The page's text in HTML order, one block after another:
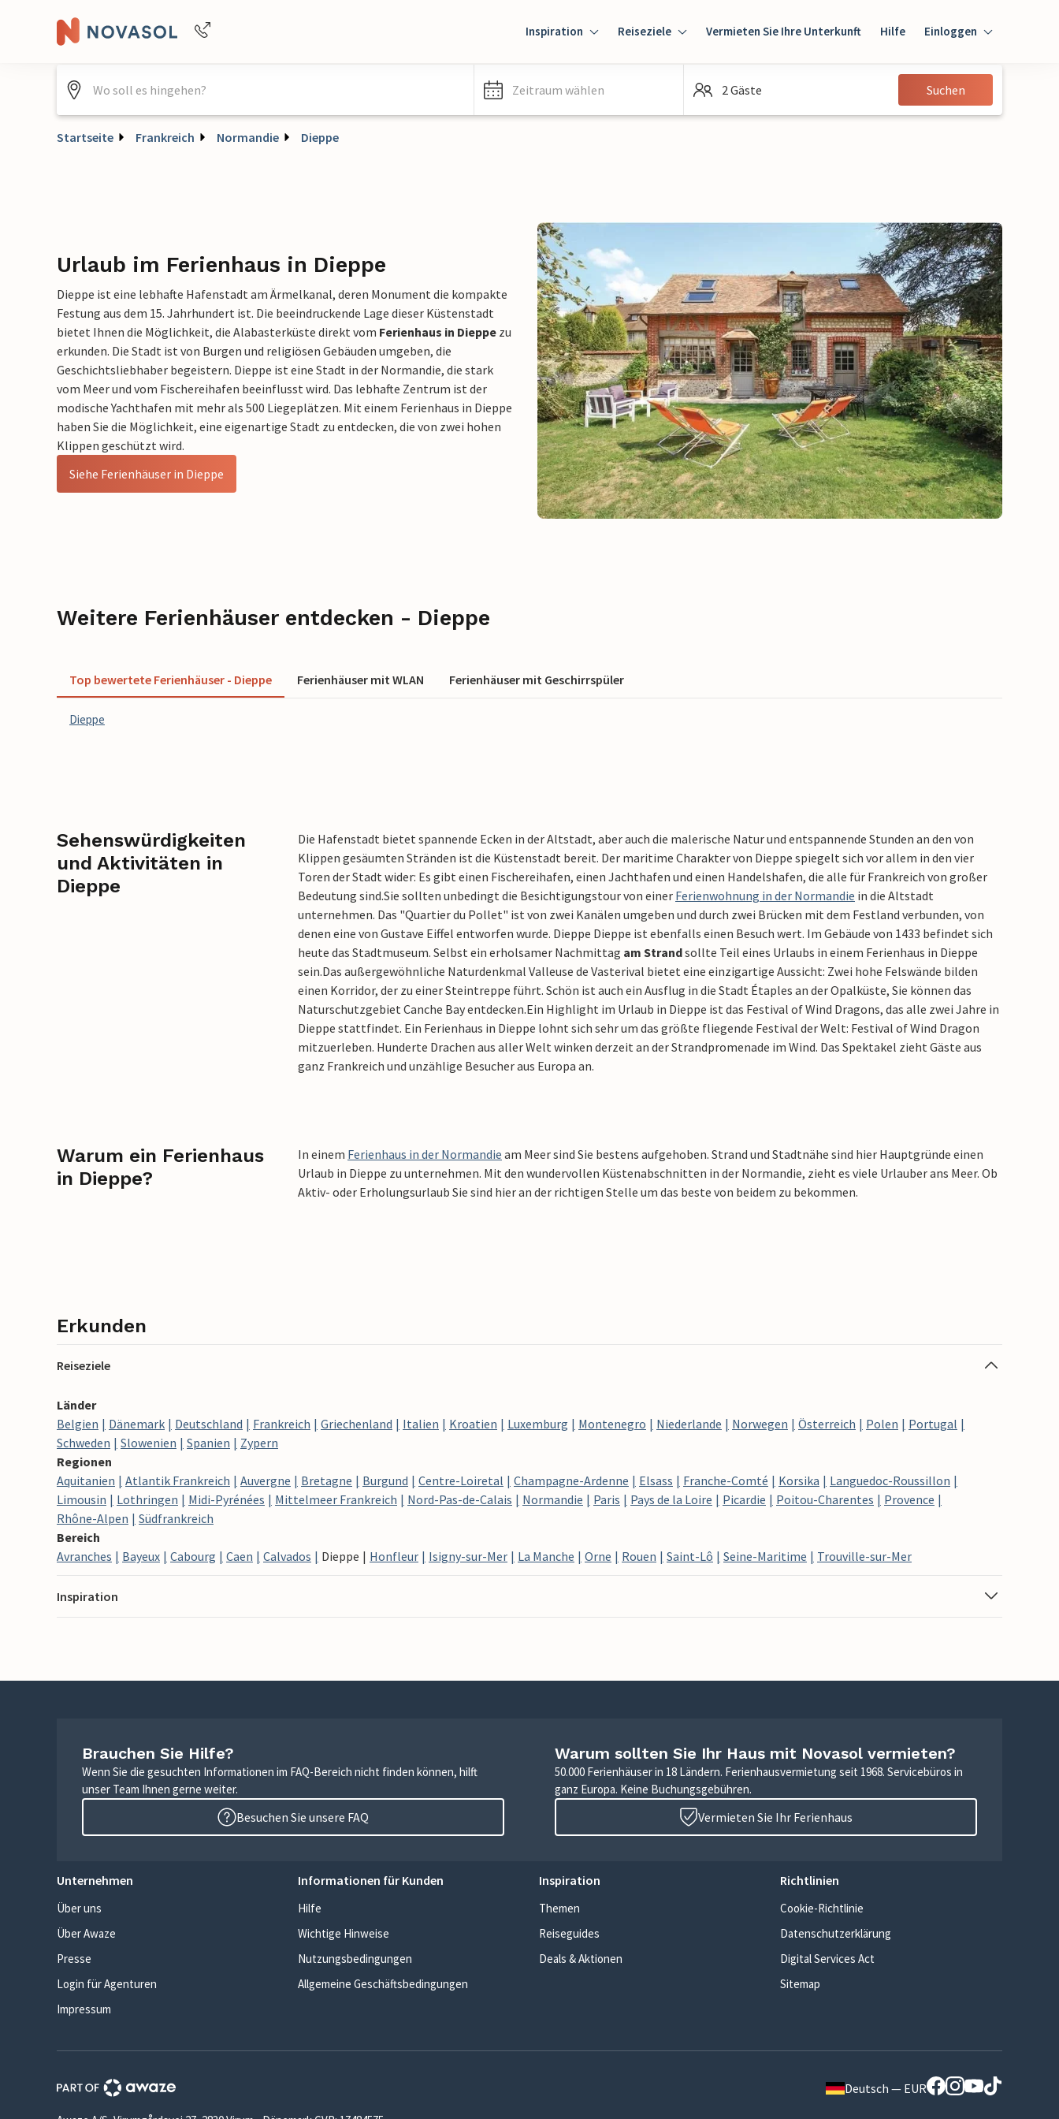
+4940688715475
Inspiration Reiseziele Vermieten Sie Ihre Unterkunft Hilfe Einloggen
Einloggen
Gast
Zeitraum wählen 2 Gäste Suchen
Startseite Frankreich Normandie Dieppe
Urlaub im Ferienhaus in Dieppe
Dieppe ist eine lebhafte Hafenstadt am Ärmelkanal, deren Monument die kompakte
Festung aus dem 15. Jahrhundert ist. Die beeindruckende Lage dieser Küstenstadt
bietet Ihnen die Möglichkeit, die Alabasterküste direkt vom Ferienhaus in Dieppe zu
erkunden. Die Stadt ist von Burgen und religiösen Gebäuden umgeben, die
Geschichtsliebhaber begeistern. Dieppe ist eine Stadt in der Normandie, die stark
vom Meer und vom Fischereihafen beeinflusst wird. Das lebhafte Zentrum ist der
modische Yachthafen mit mehr als 500 Liegeplätzen. Mit einem Ferienhaus in Dieppe
haben Sie die Möglichkeit, eine eigenartige Stadt zu entdecken, die von zwei hohen
Klippen geschützt wird.
Siehe Ferienhäuser in Dieppe
Weitere Ferienhäuser entdecken - Dieppe
Top bewertete Ferienhäuser - Dieppe Ferienhäuser mit WLAN Ferienhäuser mit Geschirrspüler
Dieppe
Sehenswürdigkeiten
und Aktivitäten in
Dieppe
Die Hafenstadt bietet spannende Ecken in der Altstadt, aber auch die malerische Natur und entspannende Stunden an den von
Klippen gesäumten Stränden ist die Küstenstadt bereit. Der maritime Charakter von Dieppe spiegelt sich vor allem in den vier
Toren der Stadt wider: Es gibt einen Fischereihafen, einen Jachthafen und einen Handelshafen, die alle für Frankreich von großer
Bedeutung sind.Sie sollten unbedingt die Besichtigungstour von einer Ferienwohnung in der Normandie in die Altstadt
unternehmen. Das "Quartier du Pollet" ist von zwei Kanälen umgeben und durch zwei Brücken mit dem Festland verbunden, von
denen eine von Gustave Eiffel entworfen wurde. Dieppe Dieppe ist ebenfalls einen Besuch wert. Im Gebäude von 1433 befindet sich
heute das Stadtmuseum. Selbst ein erholsamer Nachmittag am Strandsollte Teil eines Urlaubs in einem Ferienhaus in Dieppe
sein.Das außergewöhnliche Naturdenkmal Valleuse de Vasterival bietet eine einzigartige Aussicht: Zwei hohe Felswände bilden
einen Korridor, der zu einer Steintreppe führt. Schön ist auch ein Ausflug in die Stadt Étaples an der Opalküste, Sie können das
Naturschutzgebiet Canche Bay entdecken.Ein Highlight im Urlaub in Dieppe ist das Festival of Wind Dragons, das alle zwei Jahre in
Dieppe stattfindet. Ein Ferienhaus in Dieppe lohnt sich sehr um das größte fliegende Festival der Welt: Festival of Wind Dragon
mitzuerleben. Hunderte Drachen aus aller Welt winken derzeit an der Strandpromenade im Wind. Das Spektakel zieht Gäste aus
ganz Frankreich und unzählige Besucher aus Europa an.
Warum ein Ferienhaus
in Dieppe?
In einem Ferienhaus in der Normandie am Meer sind Sie bestens aufgehoben. Strand und Stadtnähe sind hier Hauptgründe einen
Urlaub in Dieppe zu unternehmen. Mit den wundervollen Küstenabschnitten in der Normandie, zieht es viele Urlauber ans Meer. Ob
Aktiv- oder Erholungsurlaub Sie sind hier an der richtigen Stelle um das beste von beidem zu bekommen.
Erkunden
Reiseziele
Länder
Belgien
Dänemark Deutschland Frankreich Griechenland Italien Kroatien Luxemburg Montenegro Niederlande Norwegen Österreich Polen
Portugal
Schweden
Slowenien Spanien
Zypern
Regionen
Aquitanien
Atlantik Frankreich Auvergne Bretagne Burgund Centre-Loiretal Champagne-Ardenne Elsass Franche-Comté Korsika
Languedoc-Roussillon
Limousin
Lothringen Midi-Pyrénées Mittelmeer Frankreich Nord-Pas-de-Calais Normandie Paris Pays de la Loire Picardie Poitou-Charentes
Provence
Rhône-Alpen
Südfrankreich
Bereich
Avranches
Bayeux Cabourg Caen Calvados Dieppe Honfleur Isigny-sur-Mer La Manche Orne Rouen Saint-Lô Seine-Maritime Trouville-sur-Mer
Inspiration
Brauchen Sie Hilfe?
Wenn Sie die gesuchten Informationen im FAQ-Bereich nicht finden können, hilft
unser Team Ihnen gerne weiter.
Besuchen Sie unsere FAQ
Warum sollten Sie Ihr Haus mit Novasol vermieten?
50.000 Ferienhäuser in 18 Ländern. Ferienhausvermietung seit 1968. Servicebüros in
ganz Europa. Keine Buchungsgebühren.
Vermieten Sie Ihr Ferienhaus
Unternehmen
Über uns
Über Awaze
Presse
Login für Agenturen
Impressum
Informationen für Kunden
Hilfe
Wichtige Hinweise
Nutzungsbedingungen
Allgemeine Geschäftsbedingungen
Inspiration
Themen
Reiseguides
Deals & Aktionen
Richtlinien
Cookie-Richtlinie
Datenschutzerklärung
Digital Services Act
Sitemap
Deutsch — EUR